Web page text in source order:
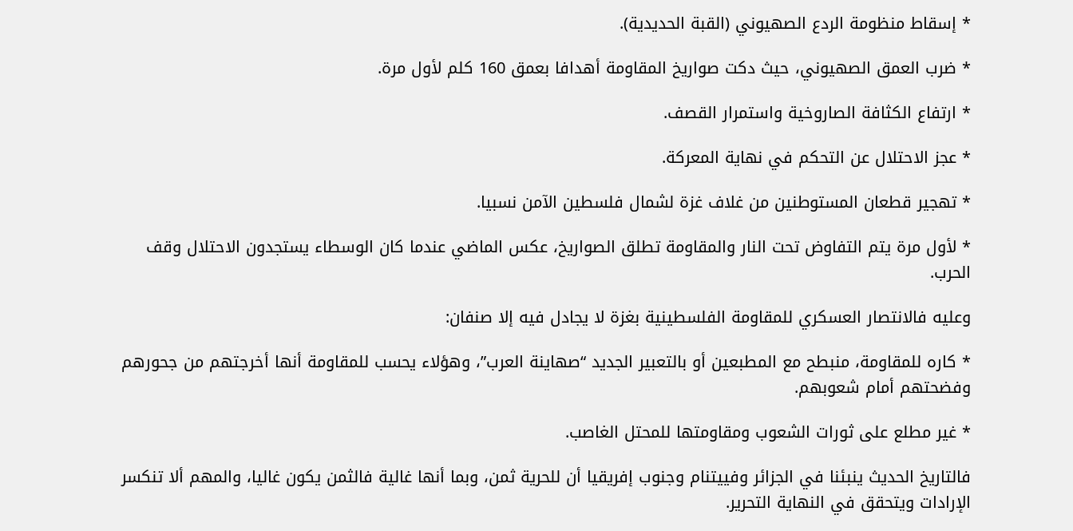
* إسقاط منظومة الردع الصهيوني (القبة الحديدية).
* ضرب العمق الصهيوني، حيث دكت صواريخ المقاومة أهدافا بعمق 160 كلم لأول مرة.
* ارتفاع الكثافة الصاروخية واستمرار القصف.
* عجز الاحتلال عن التحكم في نهاية المعركة.
* تهجير قطعان المستوطنين من غلاف غزة لشمال فلسطين الآمن نسبيا.
* لأول مرة يتم التفاوض تحت النار والمقاومة تطلق الصواريخ، عكس الماضي عندما كان الوسطاء يستجدون الاحتلال وقف
الحرب.
وعليه فالانتصار العسكري للمقاومة الفلسطينية بغزة لا يجادل فيه إلا صنفان:
* كاره للمقاومة، منبطح مع المطبعين أو بالتعبير الجديد “صهاينة العرب”، وهؤلاء يحسب للمقاومة أنها أخرجتهم من جحورهم
وفضحتهم أمام شعوبهم.
* غير مطلع على ثورات الشعوب ومقاومتها للمحتل الغاصب.
فالتاريخ الحديث ينبئنا في الجزائر وفييتنام وجنوب إفريقيا أن للحرية ثمن، وبما أنها غالية فالثمن يكون غاليا، والمهم ألا تنكسر
الإرادات ويتحقق في النهاية التحرير.